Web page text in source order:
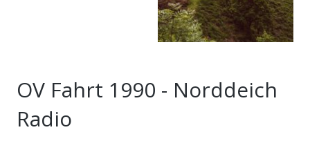
OV Fahrt 1990 - Norddeich
Radio